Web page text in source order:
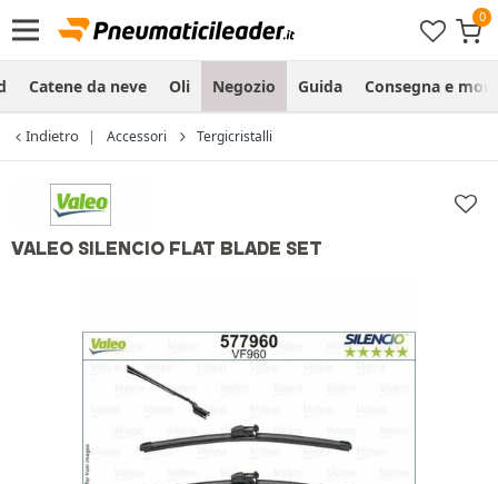
Catene da neve Oli Negozio Guida Consegna e
Indietro Accessori Tergicristalli
VALEO SILENCIO FLAT BLADE SET